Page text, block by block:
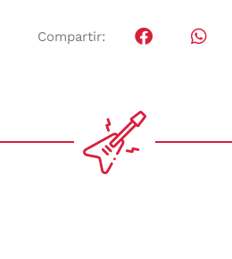
Compartir: